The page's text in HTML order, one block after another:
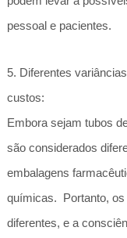
pessoal e pacientes.
5. Diferentes
custos:
Embora sejam tubos
são considerados
embalagens
químicas. Portanto, os
diferentes, e a